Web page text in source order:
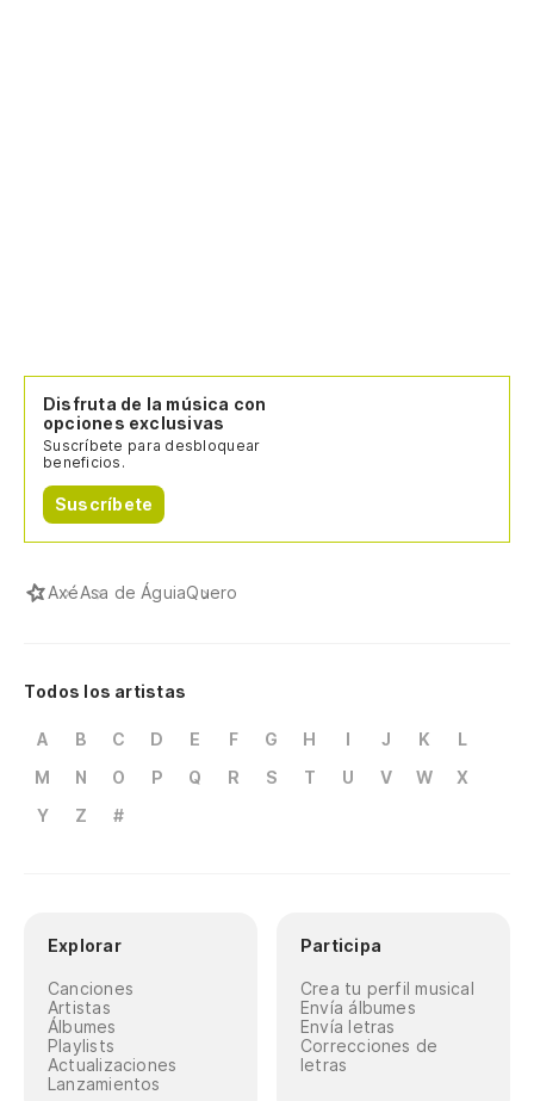
Disfruta de la música con
opciones exclusivas
Suscríbete para desbloquear
beneficios.
Suscríbete
AxéAsa de ÁguiaQuero
Todos los artistas
A B C D E F G H I J K
L
M
N O P Q R S T U V W
X
Y
Z #
Explorar
Canciones
Artistas
Álbumes
Playlists
Actualizaciones
Lanzamientos
Participa
Crea tu perfil musical
Envía álbumes
Envía letras
Correcciones de
letras